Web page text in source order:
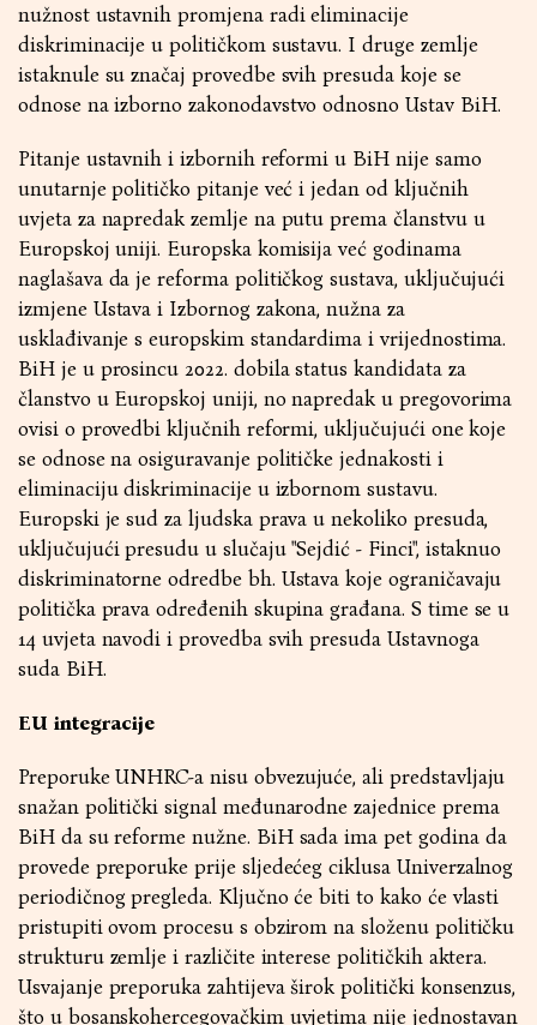
nužnost ustavnih promjena radi eliminacije
diskriminacije u političkom sustavu. I druge zemlje
istaknule su značaj provedbe svih presuda koje se
odnose na izborno zakonodavstvo odnosno Ustav BiH.
Pitanje ustavnih i izbornih reformi u BiH nije samo
unutarnje političko pitanje već i jedan od ključnih
uvjeta za napredak zemlje na putu prema članstvu u
Europskoj uniji. Europska komisija već godinama
naglašava da je reforma političkog sustava, uključujući
izmjene Ustava i Izbornog zakona, nužna za
usklađivanje s europskim standardima i vrijednostima.
BiH je u prosincu 2022. dobila status kandidata za
članstvo u Europskoj uniji, no napredak u pregovorima
ovisi o provedbi ključnih reformi, uključujući one koje
se odnose na osiguravanje političke jednakosti i
eliminaciju diskriminacije u izbornom sustavu.
Europski je sud za ljudska prava u nekoliko presuda,
uključujući presudu u slučaju "Sejdić - Finci", istaknuo
diskriminatorne odredbe bh. Ustava koje ograničavaju
politička prava određenih skupina građana. S time se u
14 uvjeta navodi i provedba svih presuda Ustavnoga
suda BiH.
EU integracije
Preporuke UNHRC-a nisu obvezujuće, ali predstavljaju
snažan politički signal međunarodne zajednice prema
BiH da su reforme nužne. BiH sada ima pet godina da
provede preporuke prije sljedećeg ciklusa Univerzalnog
periodičnog pregleda. Ključno će biti to kako će vlasti
pristupiti ovom procesu s obzirom na složenu političku
strukturu zemlje i različite interese političkih aktera.
Usvajanje preporuka zahtijeva širok politički konsenzus,
što u bosanskohercegovačkim uvjetima nije jednostavan